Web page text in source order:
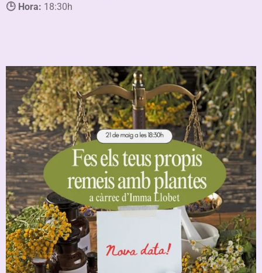
🕒 Hora: 18:30h